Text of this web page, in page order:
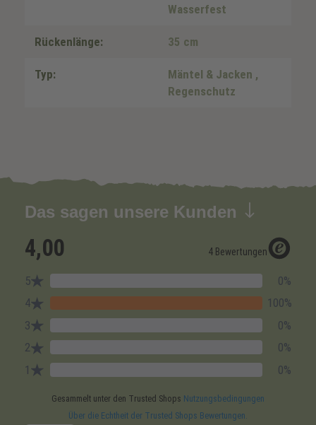
Wasserfest
Rückenlänge: 35 cm
Typ: Mäntel & Jacken ,
Regenschutz
Das sagen unsere Kunden